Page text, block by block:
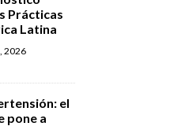
Prácticas
Latina
2026
el
pone a